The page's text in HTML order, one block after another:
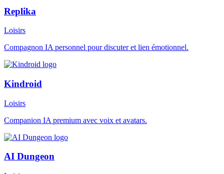
Replika
Loisirs
Compagnon IA personnel pour discuter et lien émotionnel.
Kindroid
Loisirs
Companion IA premium avec voix et avatars.
AI Dungeon